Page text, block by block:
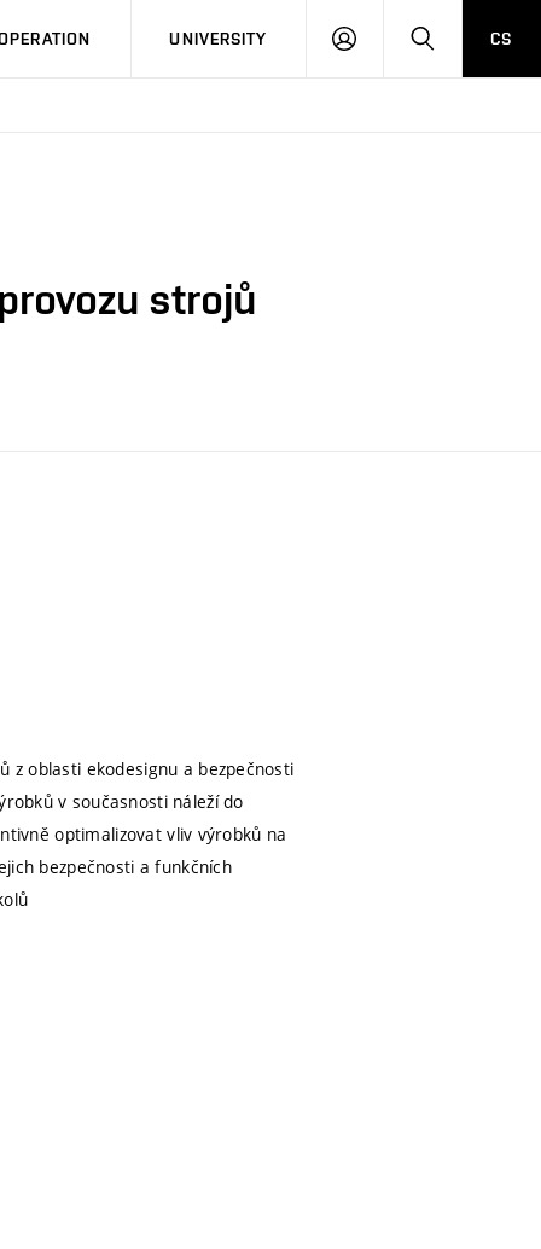
UNIVERSITY
LOG
SEARCHCS
strojů
z oblasti ekodesignu a bezpečnosti
v současnosti náleží do
optimalizovat vliv výrobků na
bezpečnosti a funkčních